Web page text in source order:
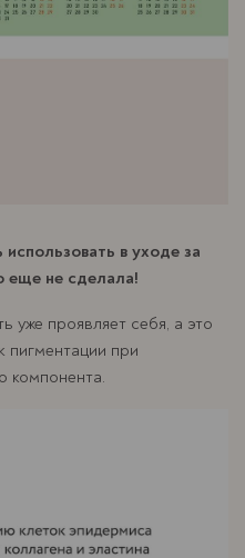
в уходе за
еще не сделала!
уже проявляет себя, а это
пигментации при
компонента.